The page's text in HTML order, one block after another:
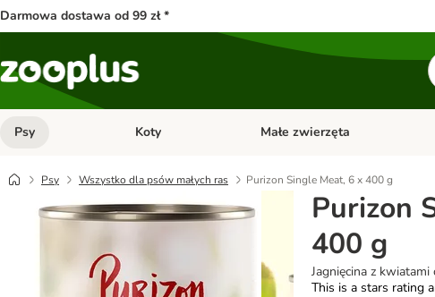
Darmowa dostawa od 99 zł *
Psy Otwórz menu kategorii: Psy
Koty Otwórz menu kategorii: Koty
Małe zwierzęta
Psy Wszystko dla psów małych ras Purizon Single Meat, 6 x 400 g
Purizon
400 g
Jagnięcina z kwiatami
This is a stars rating